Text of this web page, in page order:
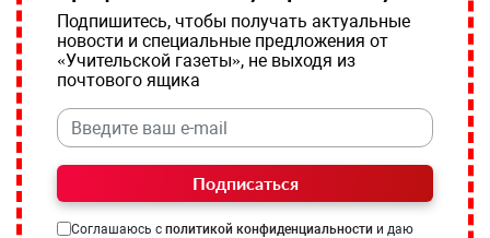
Подпишитесь, чтобы получать актуальные
новости и специальные предложения от
«Учительской газеты», не выходя из
почтового ящика
Подписаться
Соглашаюсь с политикой конфиденциальности и даю